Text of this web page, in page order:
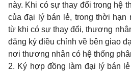
này. Khi có sự thay đổi trong hệ
của đại lý bán lẻ, trong thời hạn
từ khi có sự thay đổi, thương
đăng ký điều chỉnh về bên giao
nơi thương nhân có hệ thống
2. Ký hợp đồng làm đại lý bán